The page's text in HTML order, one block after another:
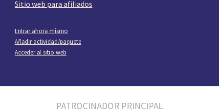
Sitio web para afiliados
Entrar ahora mismo
Añadir actividad/paquete
Acceder al sitio web
PATROCINADOR PRINCIPAL